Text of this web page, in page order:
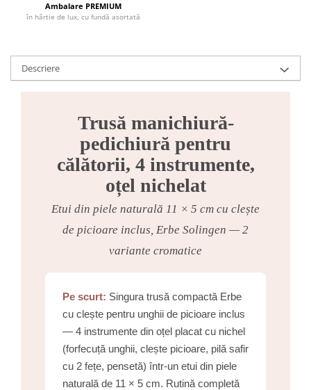
Ambalare PREMIUM
în hârtie de lux, cu fundă asortată
Descriere
Trusă manichiură-
pedichiură pentru
călătorii, 4 instrumente,
oțel nichelat
Etui din piele naturală 11 × 5 cm cu clește
de picioare inclus, Erbe Solingen — 2
variante cromatice
Pe scurt: Singura trusă compactă Erbe
cu clește pentru unghii de picioare inclus
— 4 instrumente din oțel placat cu nichel
(forfecuță unghii, clește picioare, pilă safir
cu 2 fețe, pensetă) într-un etui din piele
naturală de 11 × 5 cm. Rutină completă